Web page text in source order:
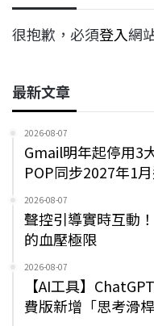
很抱歉，必須登入網
最新文章
2026-08-07
Gmail明年起停用3
POP同步2027年1
2026-08-07
聲控引導實時互動
的血壓極限
2026-08-07
【AI工具】
費版新增「思考滑桿